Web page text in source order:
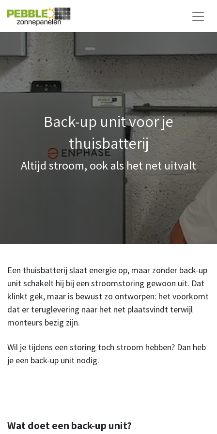
Back-up unit voor je
thuisbatterij
Altijd stroom, ook als het net uitvalt
Een thuisbatterij slaat energie op, maar zonder back-up
unit schakelt hij bij een stroomstoring gewoon uit. Dat
klinkt gek, maar is bewust zo ontworpen: het voorkomt
dat er teruglevering naar het net plaatsvindt terwijl
monteurs bezig zijn.
Wil je tijdens een storing toch stroom hebben? Dan heb
je een back-up unit nodig.
Wat doet een back-up unit?